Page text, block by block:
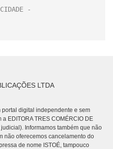
LTDA
portal digital independente e sem
EDITORA TRES COMÉRCIO DE
Informamos também que não
não oferecemos cancelamento do
de nome ISTOÉ, tampouco